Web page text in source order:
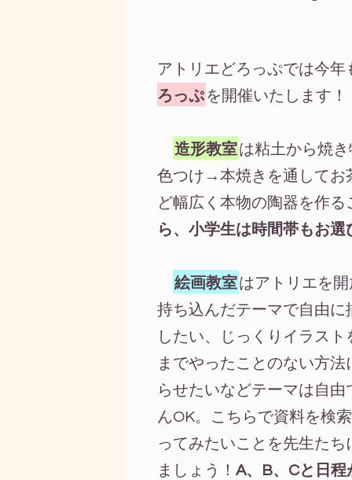
アトリエどろっぷでは今
ろっぷを開催いたします！
造形教室は粘土から焼
色つけ→本焼きを通してお
ど幅広く本物の陶器を作
ら、小学生は時間帯もお選
絵画教室はアトリエを
持ち込んだテーマで自由
したい、じっくりイラス
までやったことのない方
らせたいなどテーマは自
んOK。こちらで資料を検
ってみたいことを先生た
ましょう！ A、B、Cと日程